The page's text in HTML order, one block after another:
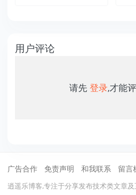
用户评论
请先 登录,才能
广告合作 免责声明 和我联系 留言
逍遥乐博客,专注于分享发布技术类文章及